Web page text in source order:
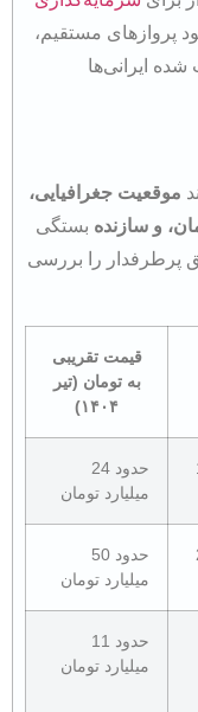
پروازهای مستقیم،
ایرانی‌ها
موقعیت جغرافیایی،
و سازنده بستگی
پرطرفدار را بررسی
قیمت تقریبی
به تومان (تیر
۱۴۰۴)
حدود 24
میلیارد تومان
حدود 50
میلیارد تومان
حدود 11
میلیارد تومان